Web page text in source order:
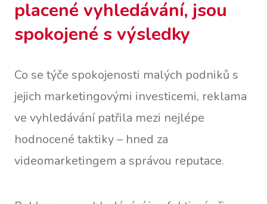
placené vyhledávání, jsou
spokojené s výsledky
Co se týče spokojenosti malých podniků s
jejich marketingovými investicemi, reklama
ve vyhledávání patřila mezi nejlépe
hodnocené taktiky – hned za
videomarketingem a správou reputace.